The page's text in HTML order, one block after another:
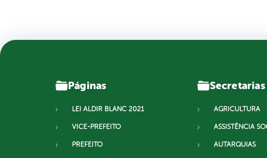
Páginas
LEI ALDIR BLANC 2021
VICE-PREFEITO
PREFEITO
AGRICULTURA
ASSISTÊNCIA
AUTARQUIAS